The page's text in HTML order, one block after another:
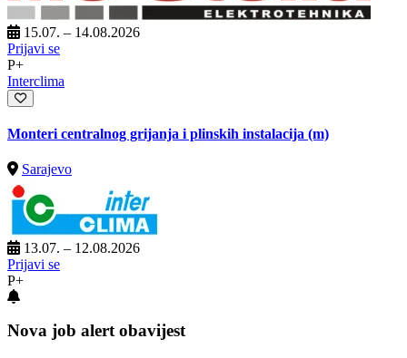
15.07. – 14.08.2026
Prijavi se
P+
Interclima
Monteri centralnog grijanja i plinskih instalacija (m)
Sarajevo
13.07. – 12.08.2026
Prijavi se
P+
Nova job alert obavijest